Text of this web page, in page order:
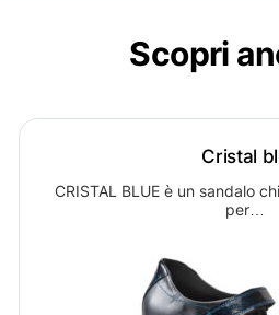
Scopri
Cristal
CRISTAL BLUE è un sandalo
per…